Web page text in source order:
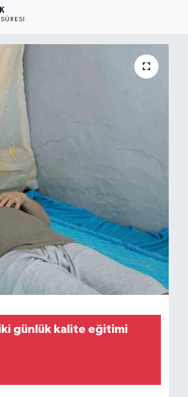
günlük kalite eğitimi